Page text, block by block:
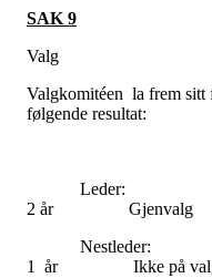
SAK 9
Valg
Valgkomitéen la frem sitt
følgende resultat:
Leder:
2 år Gjenvalg
1 år Ikke på